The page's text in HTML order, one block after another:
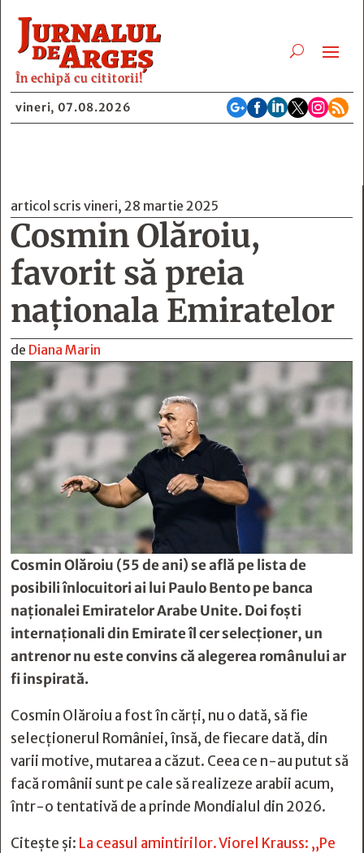
În echipă cu cititorii!
vineri, 07.08.2026 
articol scris vineri, 28 martie 2025
Cosmin Olăroiu,
favorit să preia
naționala Emiratelor
de Diana Marin
Cosmin Olăroiu (55 de ani) se află pe lista de
posibili înlocuitori ai lui Paulo Bento pe banca
naționalei Emiratelor Arabe Unite. Doi foști
internaționali din Emirate îl cer selecționer, un
antrenor nu este convins că alegerea românului ar
fi inspirată.
Cosmin Olăroiu a fost în cărți, nu o dată, să fie
selecționerul României, însă, de fiecare dată, din
varii motive, mutarea a căzut. Ceea ce n-au putut să
facă românii sunt pe cale să realizeze arabii acum,
într-o tentativă de a prinde Mondialul din 2026.
Citește și: La ceasul amintirilor. Viorel Krauss: „Pe